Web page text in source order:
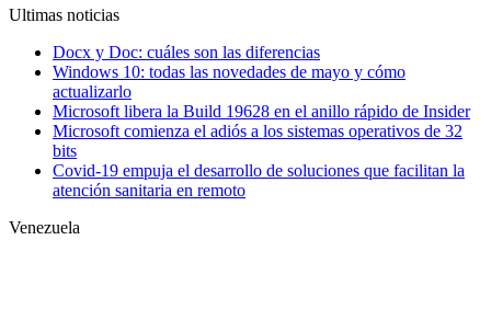
Ultimas noticias
Docx y Doc: cuáles son las diferencias
Windows 10: todas las novedades de mayo y cómo
actualizarlo
Microsoft libera la Build 19628 en el anillo rápido de Insider
Microsoft comienza el adiós a los sistemas operativos de 32
bits
Covid-19 empuja el desarrollo de soluciones que facilitan la
atención sanitaria en remoto
Venezuela